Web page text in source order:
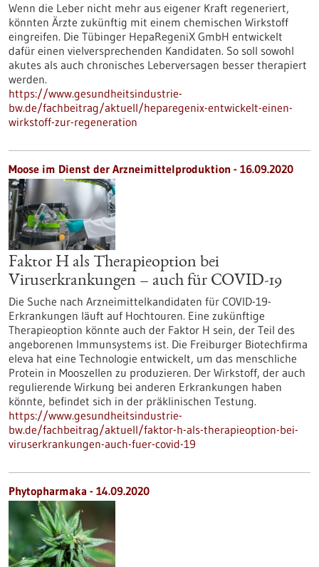
Wenn die Leber nicht mehr aus eigener Kraft regeneriert,
könnten Ärzte zukünftig mit einem chemischen Wirkstoff
eingreifen. Die Tübinger HepaRegeniX GmbH entwickelt
dafür einen vielversprechenden Kandidaten. So soll sowohl
akutes als auch chronisches Leberversagen besser therapiert
werden.
https://www.gesundheitsindustrie-
bw.de/fachbeitrag/aktuell/heparegenix-entwickelt-einen-
wirkstoff-zur-regeneration
Moose im Dienst der Arzneimittelproduktion - 16.09.2020
Faktor H als Therapieoption bei
Viruserkrankungen – auch für COVID-19
Die Suche nach Arzneimittelkandidaten für COVID-19-
Erkrankungen läuft auf Hochtouren. Eine zukünftige
Therapieoption könnte auch der Faktor H sein, der Teil des
angeborenen Immunsystems ist. Die Freiburger Biotechfirma
eleva hat eine Technologie entwickelt, um das menschliche
Protein in Mooszellen zu produzieren. Der Wirkstoff, der auch
regulierende Wirkung bei anderen Erkrankungen haben
könnte, befindet sich in der präklinischen Testung.
https://www.gesundheitsindustrie-
bw.de/fachbeitrag/aktuell/faktor-h-als-therapieoption-bei-
viruserkrankungen-auch-fuer-covid-19
Phytopharmaka - 14.09.2020